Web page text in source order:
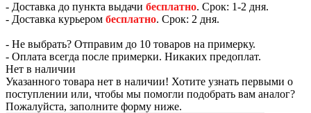
- Доставка до пункта выдачи бесплатно. Срок: 1-2 дня.
- Доставка курьером бесплатно. Срок: 2 дня.
- Не выбрать? Отправим до 10 товаров на примерку.
- Оплата всегда после примерки. Никаких предоплат.
Нет в наличии
Указанного товара нет в наличии! Хотите узнать первыми о
поступлении или, чтобы мы помогли подобрать вам аналог?
Пожалуйста, заполните форму ниже.